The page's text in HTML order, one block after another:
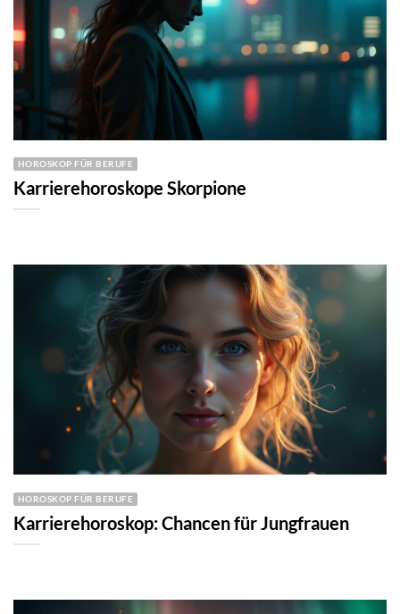
HOROSKOP FÜR BERUFE
Karrierehoroskope Skorpione
HOROSKOP FÜR BERUFE
Karrierehoroskop: Chancen für Jungfrauen